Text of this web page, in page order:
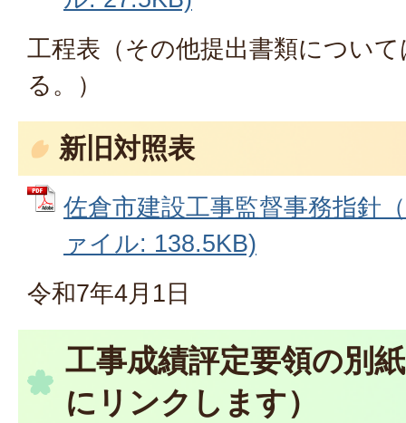
工程表（その他提出書類につい
る。）
新旧対照表
佐倉市建設工事監督事務指針
ァイル: 138.5KB)
令和7年4月1日
工事成績評定要領の別
にリンクします）